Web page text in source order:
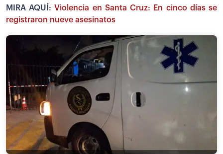
MIRA AQUÍ:Violencia en Santa Cruz: En cinco días se
registraron nueve asesinatos